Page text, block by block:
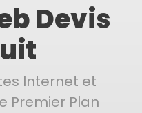
Devis
Internet et
Premier Plan